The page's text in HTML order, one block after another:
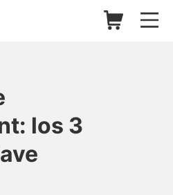
Carrito de
los 3